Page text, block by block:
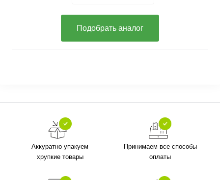
Подобрать аналог
Аккуратно упакуем
хрупкие товары
Принимаем все способы
оплаты